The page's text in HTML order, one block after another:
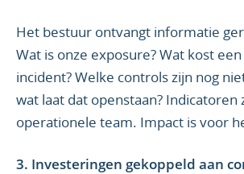
Het bestuur ontvangt informatie
Wat is onze exposure? Wat kost
incident? Welke controls zijn nog
wat laat dat openstaan? Indicatoren
operationele team. Impact is voor
3. Investeringen gekoppeld aan